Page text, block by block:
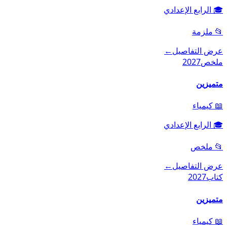
🎓 الرابع الإعدادي
📂 ملزمة
عرض التفاصيل←
ملخص2027
متميزين
📖 كيمياء
🎓 الرابع الإعدادي
📂 ملخص
عرض التفاصيل←
كتاب2027
متميزين
📖 كيمياء